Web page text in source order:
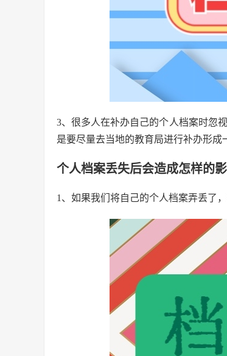
3、很多人在补办自己的个人档案时忽
是要尽量去当地的教育局进行补办形成
个人档案丢失后会造成怎样的影
1、如果我们将自己的个人档案弄丢了